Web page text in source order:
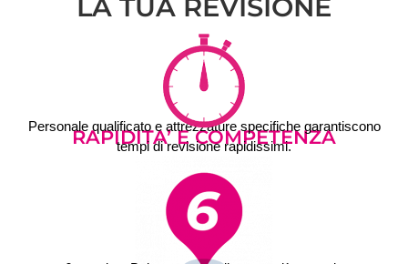
LA TUA REVISIONE
RAPIDITA’ E COMPETENZA
Personale qualificato e attrezzature specifiche garantiscono
tempi di revisione rapidissimi.